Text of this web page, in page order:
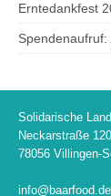
Erntedankfest
Spendenaufruf:
Solidarische
Neckarstraße 120
78056 Villingen-
info@baarfood.de